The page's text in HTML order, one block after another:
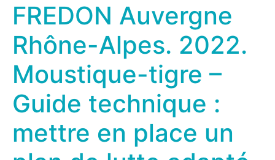
FREDON Auvergne
Rhône-Alpes. 2022.
Moustique-tigre –
Guide technique :
mettre en place un